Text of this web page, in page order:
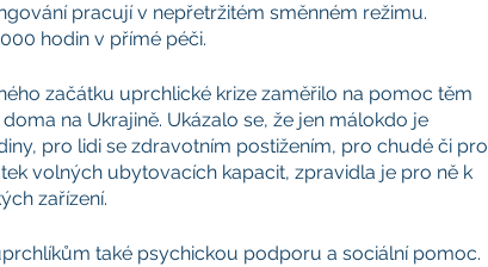
pracují v nepřetržitém směnném režimu.
hodin v přímé péči.
začátku uprchlické krize zaměřilo na pomoc těm
na Ukrajině. Ukázalo se, že jen málokdo je
pro lidi se zdravotním postižením, pro chudé či pro
volných ubytovacích kapacit, zpravidla je pro ně k
zařízení.
také psychickou podporu a sociální pomoc.